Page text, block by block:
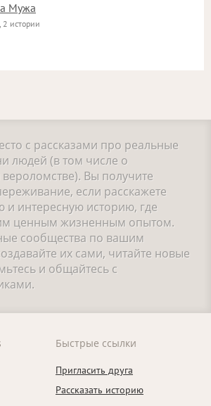
Мужа
2 истории
с рассказами про реальные
людей (в том числе о
вероломстве). Вы получите
если расскажете
и интересную историю, где
ценным жизненным опытом.
сообщества по вашим
их сами, читайте новые
и общайтесь с
Быстрые ссылки
Пригласить друга
Рассказать историю